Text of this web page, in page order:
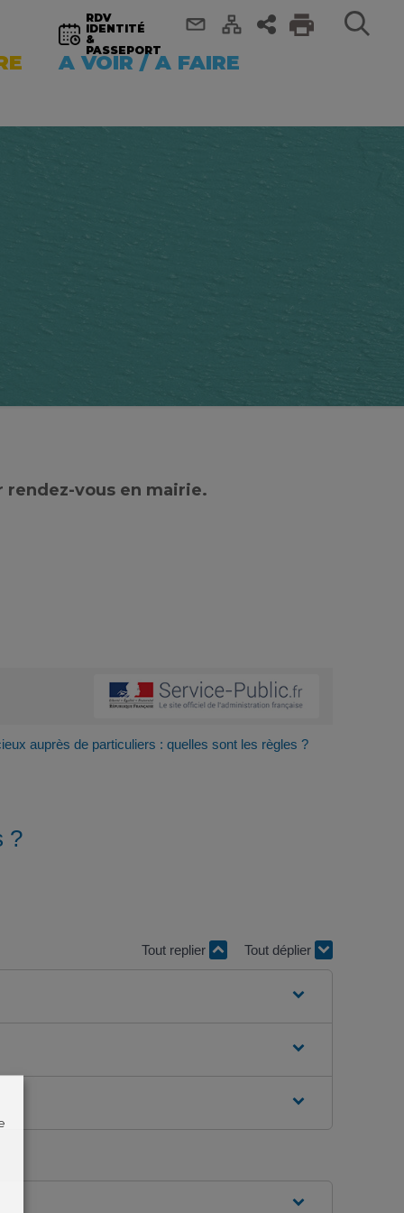
A VOIR / A FAIRE
RDV
IDENTITÉ
&
PASSEPORT
rendez-vous en mairie.
auprès de particuliers : quelles sont les règles ?
?
Tout replier Tout déplier